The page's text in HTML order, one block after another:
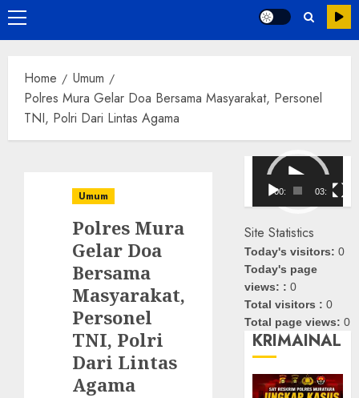
Primary
Menu
Home
Umum
Polres Mura Gelar Doa Bersama Masyarakat, Personel
TNI, Polri Dari Lintas Agama
Umum
Polres Mura
Gelar Doa
Bersama
Masyarakat,
Personel
TNI, Polri
Dari Lintas
Agama
Pemutar
Video
00:00 03:08
Site Statistics
Today's visitors:0
Today's page
views: :0
Total visitors :0
Total page views:0
KRIMAINAL